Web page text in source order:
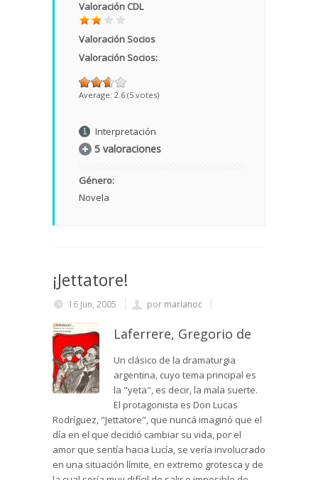
Valoración CDL
Valoración Socios
Valoración Socios:
Average: 2.6 (5 votes)
Interpretación
5 valoraciones
Género:
Novela
¡Jettatore!
16 Jun, 2005 por marianoc
Laferrere, Gregorio de
Un clásico de la dramaturgia
argentina, cuyo tema principal es
la "yeta", es decir, la mala suerte.
El protagonista es Don Lucas
Rodríguez, "Jettatore", que nuncá imaginó que el
día en el que decidió cambiar su vida, por el
amor que sentía hacia Lucía, se vería involucrado
en una situación límite, en extremo grotesca y de